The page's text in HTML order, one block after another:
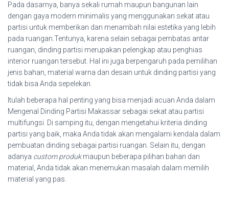
Pada dasarnya, banya sekali rumah maupun bangunan lain
dengan gaya modern minimalis yang menggunakan sekat atau
partisi untuk memberikan dan menambah nilai estetika yang lebih
pada ruangan.Tentunya, karena selain sebagai pembatas antar
ruangan, dinding partisi merupakan pelengkap atau penghias
interior ruangan tersebut. Hal ini juga berpengaruh pada pemilihan
jenis bahan, material warna dan desain untuk dinding partisi yang
tidak bisa Anda sepelekan.
Itulah beberapa hal penting yang bisa menjadi acuan Anda dalam
Mengenal Dinding Partisi Makassar sebagai sekat atau partisi
multifungsi. Di samping itu, dengan mengetahui kriteria dinding
partisi yang baik, maka Anda tidak akan mengalami kendala dalam
pembuatan dinding sebagai partisi ruangan. Selain itu, dengan
adanya custom produkmaupun beberapa pilihan bahan dan
material, Anda tidak akan menemukan masalah dalam memilih
material yang pas.